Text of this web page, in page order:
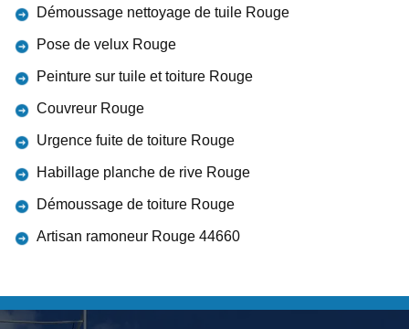
Démoussage nettoyage de tuile Rouge
Pose de velux Rouge
Peinture sur tuile et toiture Rouge
Couvreur Rouge
Urgence fuite de toiture Rouge
Habillage planche de rive Rouge
Démoussage de toiture Rouge
Artisan ramoneur Rouge 44660